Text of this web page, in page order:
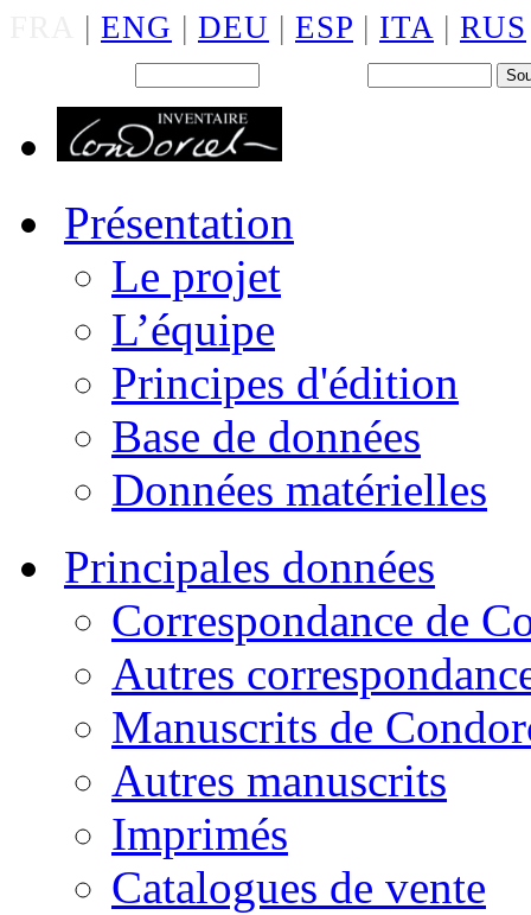
| ENG | DEU | ESP | ITA | RUS
Présentation
Le projet
L’équipe
Principes d'édition
Base de données
Données matérielles
Principales données
Correspondance de
Autres
Manuscrits de
Autres manuscrits
Imprimés
Catalogues de vente